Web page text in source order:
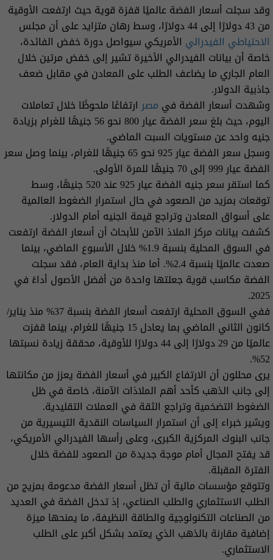
وقد سجلت أسعار الفضة عالميًا قفزة قوية حيث ارتفعت الأوقية
من 43 دولارًا إلى 44 دولارًا، وسط رهان متزايد على أن مجلس
الاحتياطي الفيدرالي الأمريكي سيواصل دورة خفض الفائدة،
خاصة أن بيانات الفيدرالي الأخيرة تشير إلى خفض مرتين خلال
العام الجاري ما يضاعف الطلب على المعادن في مقابل ضعف
جاذبية الدولار.
وشهدت أسعار الفضة في مصرارتفاعًا ملحوظًا خلال تعاملات
اليوم، حيث بلغ سعر الفضة عيار 800 نحو 56 جنيهًا للغرام بزيادة
جنيه واحد عن مستويات السبت الماضي.
وسجل سعر الفضة عيار 925 نحو 65 جنيهًا للغرام، بينما وصل سعر
الفضة عيار 999 إلى 70 جنيهًا للمرة الأولى.
كما استقر سعر جنيه الفضة عيار 925 عند 520 جنيهًا، وسط
توقعات بمزيد من الصعود في حال استمرار الضغوط العالمية
على أسواق المعادن وتراجع قيمة الجنيه أمام الدولار.
كشفت بيانات مركز الملاذ الآمن للأبحاث أن أسعار الفضة ارتفعت
في السوق المحلية بنسبة 1.9% خلال الأسبوع الماضي، بينما
صعدت عالميًا بنسبة 2.4%. أما منذ بداية العام، فقد سجلت
الفضة مكاسب قوية جعلتها واحدة من أفضل الأصول أداءً في
2025.
ففي السوق المحلية ارتفعت أسعار الفضة بنسبة 37% منذ يناير/
كانون الثاني الماضي بما يعادل 15 جنيهًا للغرام، بينما قفزت
عالميًا من 29 دولارًا إلى 44 دولارًا للأوقية، محققة زيادة نسبتها
52%.
يرى محللون أن الارتفاع الكبير في أسعار الفضة يعزز من مكانتها
إلى جانب الذهب كأحد أهم الملاذات الآمنة، خاصة في ظل
الضغوط التضخمية وتراجع الثقة في العملات التقليدية.
ويشير خبراء إلى أن استمرار السياسات النقدية التيسيرية من
جانب البنوك المركزية الكبرى، وعلى رأسها الفيدرالي الأمريكي،
قد يفتح المجال أمام موجة جديدة من الصعود للفضة خلال
الفترة المقبلة.
وتتوقع مؤسسات مالية أن تظل أسعار الفضة مدعومة بمزيج من
الطلب الاستثماري والطلب الصناعي، إذ تدخل الفضة في العديد
من الصناعات التكنولوجية والطاقة النظيفة، ما يمنحها ميزة
إضافية مقارنة بالذهب الذي يعتمد بشكل أكبر على الطلب
الاستثماري.